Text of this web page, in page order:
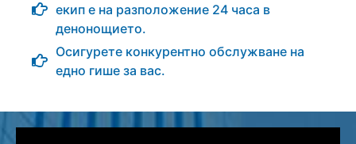
екип е на разположение 24 часа в
денонощието.
Осигурете конкурентно обслужване на
едно гише за вас.